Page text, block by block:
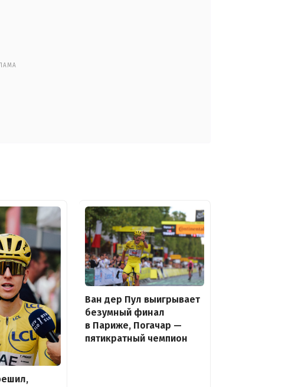
Ван дер Пул выигрывает
безумный финал
в Париже, Погачар —
пятикратный чемпион